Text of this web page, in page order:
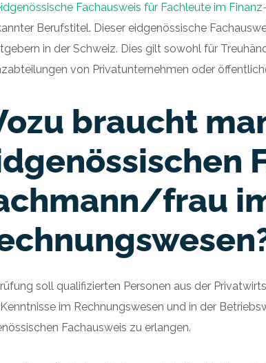
Fachausweis für Fachleute im
Berufstitel. Dieser eidgenössische
in der Schweiz. Dies gilt sowohl für
von Privatunternehmen oder
braucht
frau
soll qualifizierten Personen aus der
im Rechnungswesen und in der
Fachausweis zu erlangen.